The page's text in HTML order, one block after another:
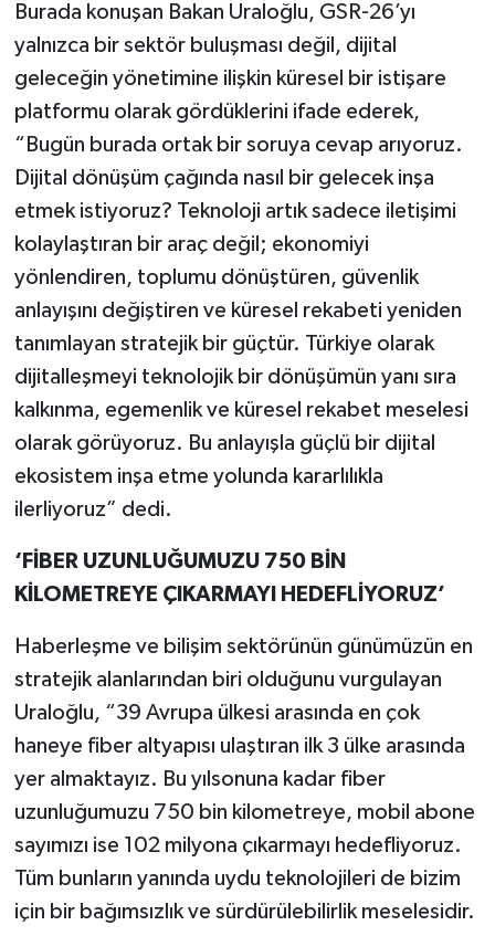
Burada konuşan Bakan Uraloğlu, GSR-26’yı
yalnızca bir sektör buluşması değil, dijital
geleceğin yönetimine ilişkin küresel bir istişare
platformu olarak gördüklerini ifade ederek,
“Bugün burada ortak bir soruya cevap arıyoruz.
Dijital dönüşüm çağında nasıl bir gelecek inşa
etmek istiyoruz? Teknoloji artık sadece iletişimi
kolaylaştıran bir araç değil; ekonomiyi
yönlendiren, toplumu dönüştüren, güvenlik
anlayışını değiştiren ve küresel rekabeti yeniden
tanımlayan stratejik bir güçtür. Türkiye olarak
dijitalleşmeyi teknolojik bir dönüşümün yanı sıra
kalkınma, egemenlik ve küresel rekabet meselesi
olarak görüyoruz. Bu anlayışla güçlü bir dijital
ekosistem inşa etme yolunda kararlılıkla
ilerliyoruz” dedi.
‘FİBER UZUNLUĞUMUZU 750 BİN
KİLOMETREYE ÇIKARMAYI HEDEFLİYORUZ’
Haberleşme ve bilişim sektörünün günümüzün en
stratejik alanlarından biri olduğunu vurgulayan
Uraloğlu, “39 Avrupa ülkesi arasında en çok
haneye fiber altyapısı ulaştıran ilk 3 ülke arasında
yer almaktayız. Bu yılsonuna kadar fiber
uzunluğumuzu 750 bin kilometreye, mobil abone
sayımızı ise 102 milyona çıkarmayı hedefliyoruz.
Tüm bunların yanında uydu teknolojileri de bizim
için bir bağımsızlık ve sürdürülebilirlik meselesidir.